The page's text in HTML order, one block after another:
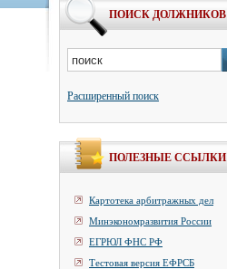
ПОИСК ДОЛЖНИКОВ
Расширенный поиск
ПОЛЕЗНЫЕ ССЫЛКИ
Картотека арбитражных дел
Минэкономразвития России
ЕГРЮЛ ФНС РФ
Тестовая версия ЕФРСБ